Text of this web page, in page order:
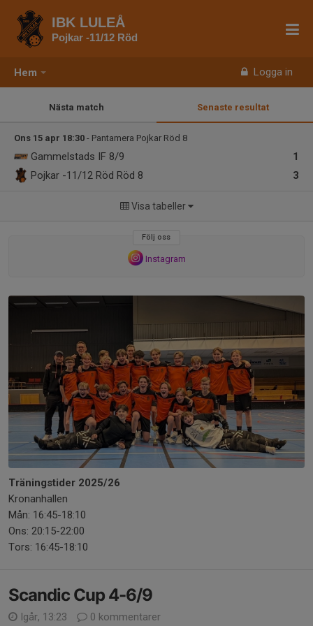
Hem Logga in
IBK LULEÅ
Pojkar -11/12 Röd
Nästa match Senaste resultat
Ons 15 apr 18:30 - Pantamera Pojkar Röd 8
1
Gammelstads IF 8/9
3
Pojkar -11/12 Röd Röd 8
Visa tabeller
Följ oss
Instagram
Träningstider 2025/26
Kronanhallen
Mån: 16:45-18:10
Ons: 20:15-22:00
Tors: 16:45-18:10
Scandic Cup 4-6/9
Igår, 13:23
0 kommentarer